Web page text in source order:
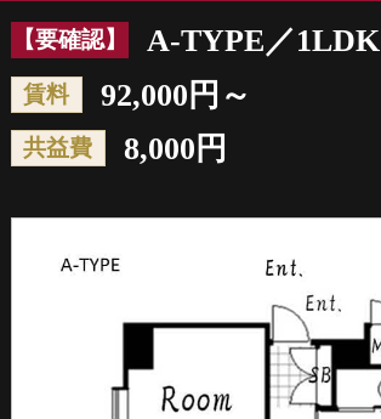
【要確認】 A-TYPE／1LDK
賃料 92,000円～
共益費 8,000円